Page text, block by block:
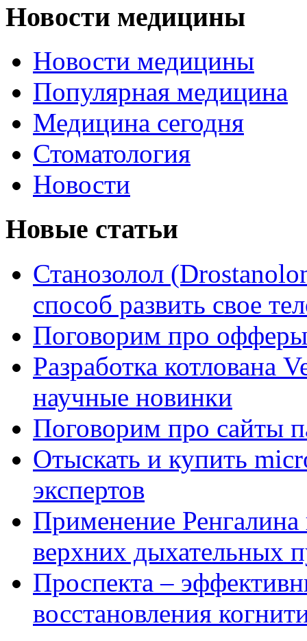
Новости медицины
Новости медицины
Популярная медицина
Медицина сегодня
Стоматология
Новости
Новые статьи
Станозолол
способ развить свое
Поговорим про
Разработка котлована
научные новинки
Поговорим про сайты
Отыскать и купить
экспертов
Применение Ренгалина
верхних дыхательных
Проспекта –
восстановления